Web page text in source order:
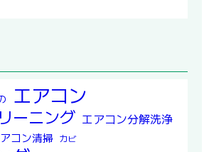
エアコン
ーニング エアコン分解洗浄
コン清掃 カビ